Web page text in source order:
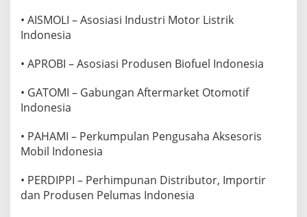
• AISMOLI – Asosiasi Industri Motor Listrik
Indonesia
• APROBI – Asosiasi Produsen Biofuel Indonesia
• GATOMI – Gabungan Aftermarket Otomotif
Indonesia
• PAHAMI – Perkumpulan Pengusaha Aksesoris
Mobil Indonesia
• PERDIPPI – Perhimpunan Distributor, Importir
dan Produsen Pelumas Indonesia